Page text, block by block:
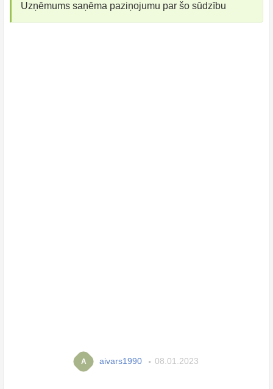
Uzņēmums saņēma paziņojumu par šo sūdzību
A aivars1990 08.01.2023